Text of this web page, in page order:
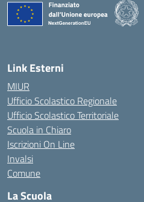
Link Esterni
MIUR
Ufficio Scolastico Regionale
Ufficio Scolastico Territoriale
Scuola in Chiaro
Iscrizioni On Line
Invalsi
Comune
La Scuola